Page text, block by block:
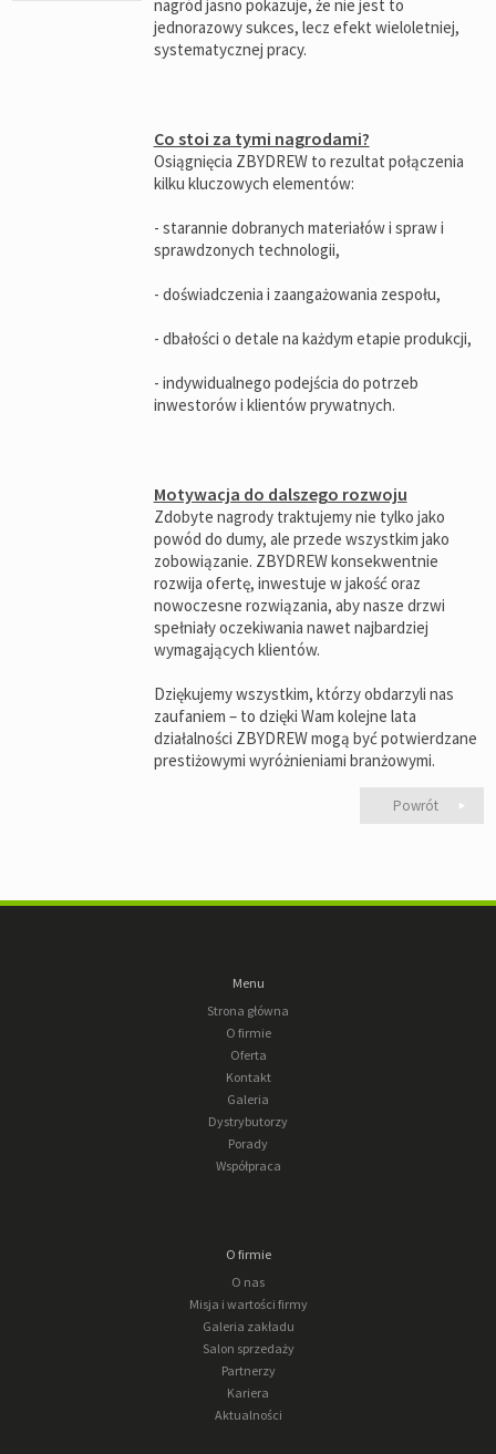
nagród jasno pokazuje, że nie jest to
jednorazowy sukces, lecz efekt wieloletniej,
systematycznej pracy.
Co stoi za tymi nagrodami?
Osiągnięcia ZBYDREW to rezultat połączenia
kilku kluczowych elementów:
- starannie dobranych materiałów i spraw i
sprawdzonych technologii,
- doświadczenia i zaangażowania zespołu,
- dbałości o detale na każdym etapie produkcji,
- indywidualnego podejścia do potrzeb
inwestorów i klientów prywatnych.
Motywacja do dalszego rozwoju
Zdobyte nagrody traktujemy nie tylko jako
powód do dumy, ale przede wszystkim jako
zobowiązanie. ZBYDREW konsekwentnie
rozwija ofertę, inwestuje w jakość oraz
nowoczesne rozwiązania, aby nasze drzwi
spełniały oczekiwania nawet najbardziej
wymagających klientów.
Dziękujemy wszystkim, którzy obdarzyli nas
zaufaniem – to dzięki Wam kolejne lata
działalności ZBYDREW mogą być potwierdzane
prestiżowymi wyróżnieniami branżowymi.
Powrót
Menu
Strona główna
O firmie
Oferta
Kontakt
Galeria
Dystrybutorzy
Porady
Współpraca
O firmie
O nas
Misja i wartości firmy
Galeria zakładu
Salon sprzedaży
Partnerzy
Kariera
Aktualności